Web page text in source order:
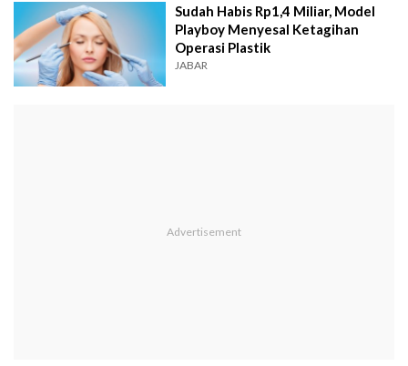
Sudah Habis Rp1,4 Miliar, Model
Playboy Menyesal Ketagihan
Operasi Plastik
JABAR